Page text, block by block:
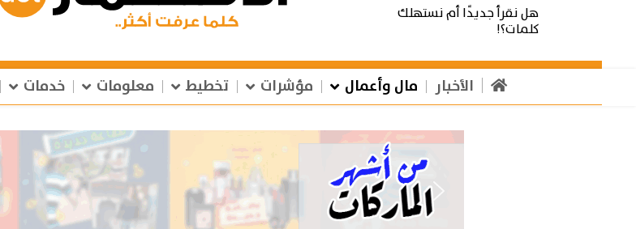
هل نقرأ جديدًا أم نستهلك
كلمات؟!
الأخبار مال وأعمال مؤشرات تخطيط معلومات خدمات